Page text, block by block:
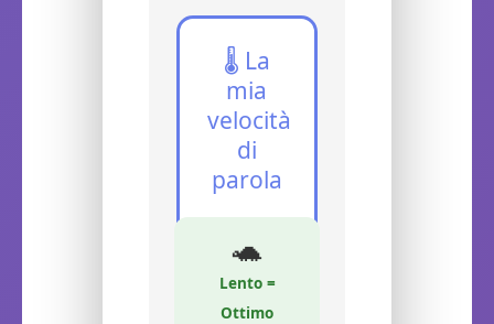
🌡️ La
mia
velocità
di
parola
🐢
Lento =
Ottimo